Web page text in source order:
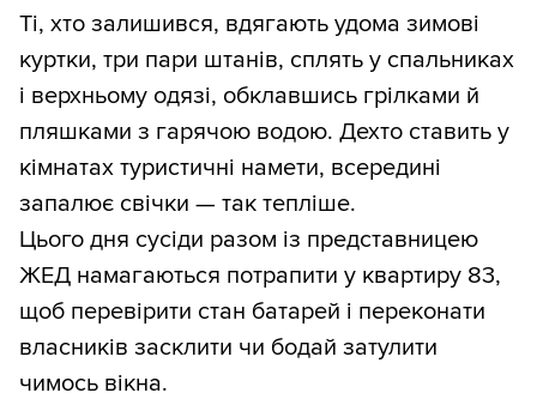
Ті, хто залишився, вдягають удома зимові
куртки, три пари штанів, сплять у спальниках
і верхньому одязі, обклавшись грілками й
пляшками з гарячою водою. Дехто ставить у
кімнатах туристичні намети, всередині
запалює свічки — так тепліше.
Цього дня сусіди разом із представницею
ЖЕД намагаються потрапити у квартиру 83,
щоб перевірити стан батарей і переконати
власників засклити чи бодай затулити
чимось вікна.